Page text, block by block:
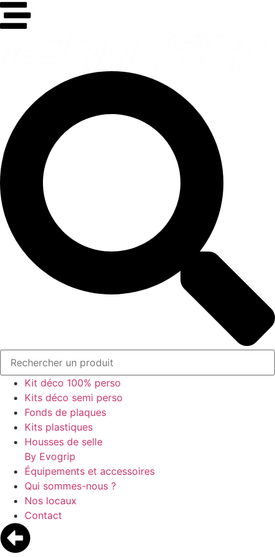
Kit déco 100% perso
Kits déco semi perso
Fonds de plaques
Kits plastiques
Housses de selle
By Evogrip
Équipements et accessoires
Qui sommes-nous ?
Nos locaux
Contact